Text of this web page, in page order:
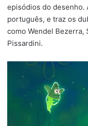
episódios do desenho.
português, e traz os
como Wendel Bezerra,
Pissardini.